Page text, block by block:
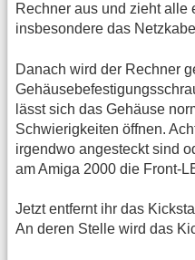
Rechner aus und zieht alle
insbesondere das
Danach wird der Rechner
lässt sich das Gehäuse
Schwierigkeiten öffnen.
irgendwo angesteckt sind
am Amiga 2000 die Front-
Jetzt entfernt ihr das
An deren Stelle wird das